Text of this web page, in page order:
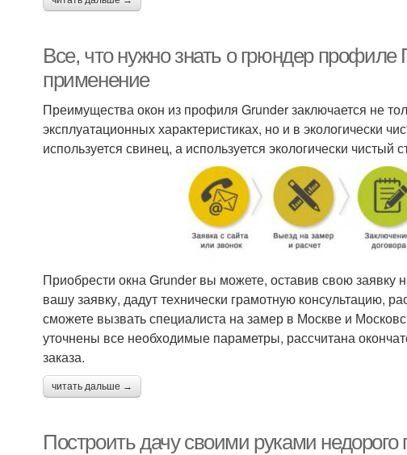
Все, что нужно знать о грюндер
применение
Преимущества окон из профиля Grunder заключается не
эксплуатационных характеристиках, но и в экологически
используется свинец, а используется экологически
Приобрести окна Grunder вы можете, оставив свою заявку
вашу заявку, дадут технически грамотную консультацию,
сможете вызвать специалиста на замер в Москве и
уточнены все необходимые параметры, рассчитана
заказа.
читать дальше →
Построить дачу своими руками